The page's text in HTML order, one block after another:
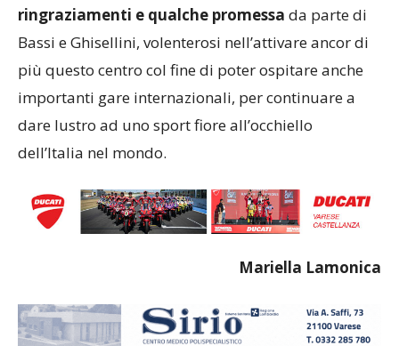
ringraziamenti e qualche promessa da parte di
Bassi e Ghisellini, volenterosi nell’attivare ancor di
più questo centro col fine di poter ospitare anche
importanti gare internazionali, per continuare a
dare lustro ad uno sport fiore all’occhiello
dell’Italia nel mondo.
Mariella Lamonica